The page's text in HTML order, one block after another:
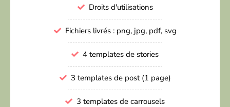
Droits d'utilisations
Fichiers livrés : png, jpg, pdf, svg
4 templates de stories
3 templates de post (1 page)
3 templates de carrousels